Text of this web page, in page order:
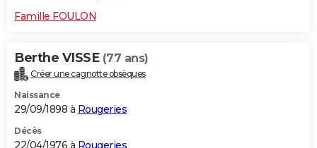
Famille FOULON
Berthe VISSE (77 ans)
Créer une cagnotte obsèques
Naissance
29/09/1898 à Rougeries
Décès